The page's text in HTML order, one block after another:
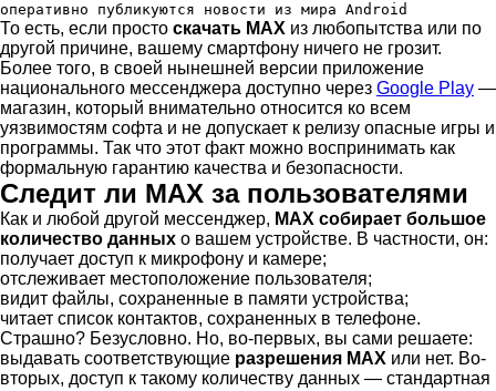
оперативно публикуются новости из мира Android
То есть, если просто скачать MAX из любопытства или по
другой причине, вашему смартфону ничего не грозит.
Более того, в своей нынешней версии приложение
национального мессенджера доступно через Google Play —
магазин, который внимательно относится ко всем
уязвимостям софта и не допускает к релизу опасные игры и
программы. Так что этот факт можно воспринимать как
формальную гарантию качества и безопасности.
Следит ли MAX за пользователями
Как и любой другой мессенджер, MAX собирает большое
количество данных о вашем устройстве. В частности, он:
получает доступ к микрофону и камере;
отслеживает местоположение пользователя;
видит файлы, сохраненные в памяти устройства;
читает список контактов, сохраненных в телефоне.
Страшно? Безусловно. Но, во-первых, вы сами решаете:
выдавать соответствующие разрешения MAX или нет. Во-
вторых, доступ к такому количеству данных — стандартная